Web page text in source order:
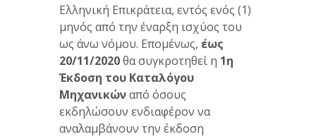
Ελληνική Επικράτεια, εντός ενός (1)
μηνός από την έναρξη ισχύος του
ως άνω νόμου. Επομένως, έως
20/11/2020θα συγκροτηθεί η 1η
Έκδοση του Καταλόγου
Μηχανικώναπό όσους
εκδηλώσουν ενδιαφέρον να
αναλαμβάνουν την έκδοση